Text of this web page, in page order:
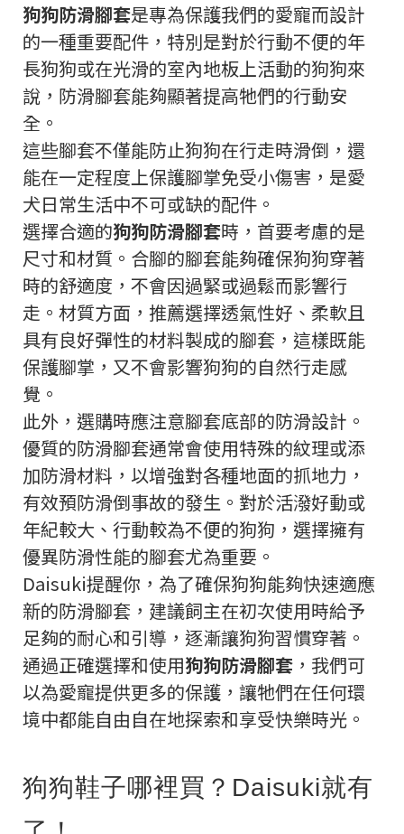
狗狗防滑腳套是專為保護我們的愛寵而設計
的一種重要配件，特別是對於行動不便的年
長狗狗或在光滑的室內地板上活動的狗狗來
說，防滑腳套能夠顯著提高牠們的行動安
全。
這些腳套不僅能防止狗狗在行走時滑倒，還
能在一定程度上保護腳掌免受小傷害，是愛
犬日常生活中不可或缺的配件。
選擇合適的狗狗防滑腳套時，首要考慮的是
尺寸和材質。合腳的腳套能夠確保狗狗穿著
時的舒適度，不會因過緊或過鬆而影響行
走。材質方面，推薦選擇透氣性好、柔軟且
具有良好彈性的材料製成的腳套，這樣既能
保護腳掌，又不會影響狗狗的自然行走感
覺。
此外，選購時應注意腳套底部的防滑設計。
優質的防滑腳套通常會使用特殊的紋理或添
加防滑材料，以增強對各種地面的抓地力，
有效預防滑倒事故的發生。對於活潑好動或
年紀較大、行動較為不便的狗狗，選擇擁有
優異防滑性能的腳套尤為重要。
Daisuki提醒你，為了確保狗狗能夠快速適應
新的防滑腳套，建議飼主在初次使用時給予
足夠的耐心和引導，逐漸讓狗狗習慣穿著。
通過正確選擇和使用狗狗防滑腳套 ，我們可
以為愛寵提供更多的保護，讓牠們在任何環
境中都能自由自在地探索和享受快樂時光。
狗狗鞋子哪裡買？Daisuki就有